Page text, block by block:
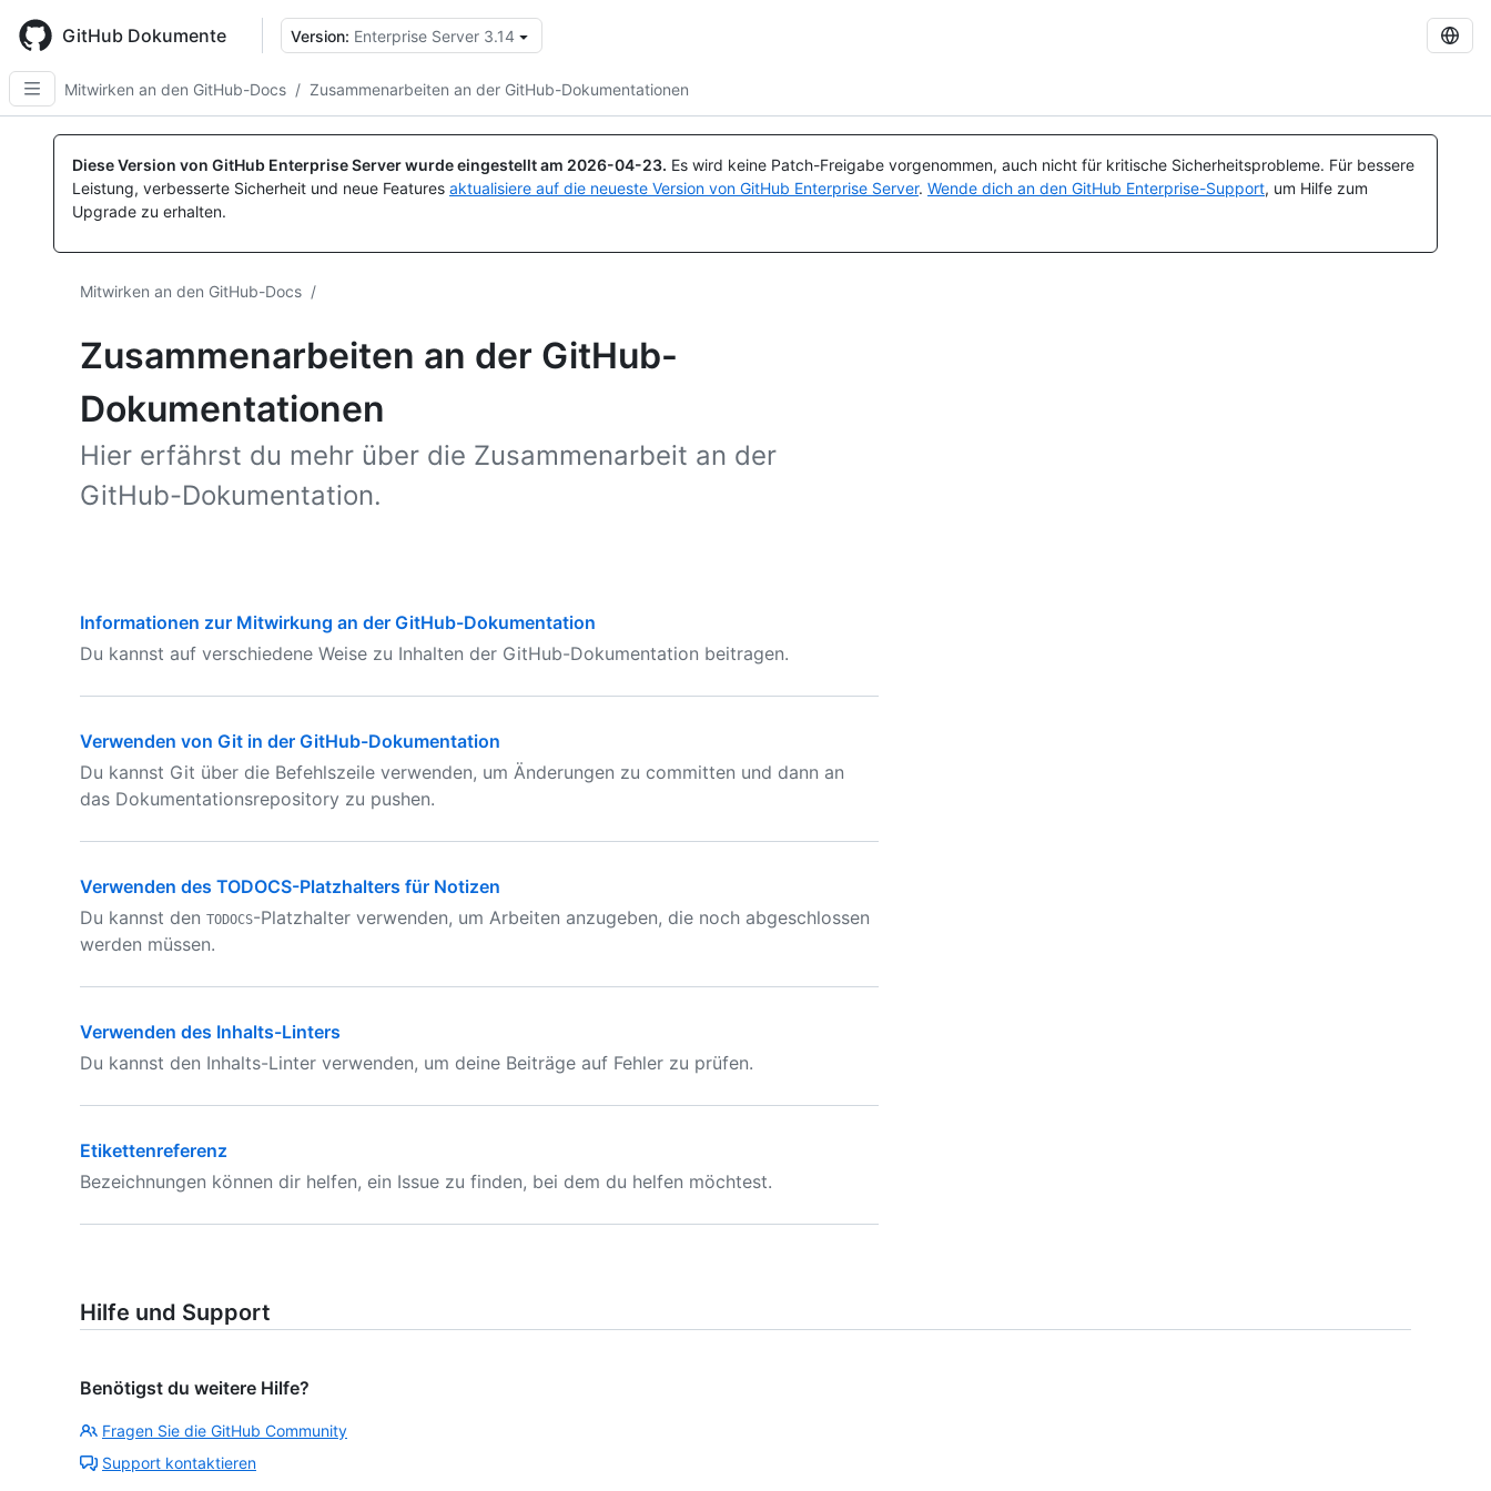
main
content
GitHub Dokumente Version: Enterprise Server 3.14
Mitwirken an den GitHub-Docs / Zusammenarbeiten an der GitHub-Dokumentationen
Diese Version von GitHub Enterprise Server wurde eingestellt am 2026-04-23. Es wird keine Patch-Freigabe vorgenommen, auch nicht für kritische Sicherheitsprobleme. Für bessere
Leistung, verbesserte Sicherheit und neue Features aktualisiere auf die neueste Version von GitHub Enterprise Server. Wende dich an den GitHub Enterprise-Support, um Hilfe zum
Upgrade zu erhalten.
Mitwirken an den GitHub-Docs /
Zusammenarbeiten an der GitHub-
Dokumentationen
Hier erfährst du mehr über die Zusammenarbeit an der
GitHub-Dokumentation.
Informationen zur Mitwirkung an der GitHub-Dokumentation
Du kannst auf verschiedene Weise zu Inhalten der GitHub-Dokumentation beitragen.
Verwenden von Git in der GitHub-Dokumentation
Du kannst Git über die Befehlszeile verwenden, um Änderungen zu committen und dann an
das Dokumentationsrepository zu pushen.
Verwenden des TODOCS-Platzhalters für Notizen
Du kannst den TODOCS-Platzhalter verwenden, um Arbeiten anzugeben, die noch abgeschlossen
werden müssen.
Verwenden des Inhalts-Linters
Du kannst den Inhalts-Linter verwenden, um deine Beiträge auf Fehler zu prüfen.
Etikettenreferenz
Bezeichnungen können dir helfen, ein Issue zu finden, bei dem du helfen möchtest.
Hilfe und Support
Benötigst du weitere Hilfe?
Fragen Sie die GitHub Community
Support kontaktieren